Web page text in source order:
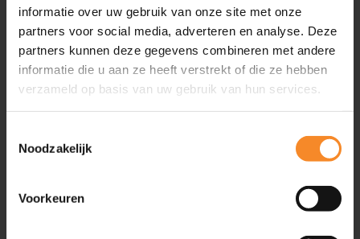
informatie over uw gebruik van onze site met onze
partners voor social media, adverteren en analyse. Deze
partners kunnen deze gegevens combineren met andere
informatie die u aan ze heeft verstrekt of die ze hebben
verzameld op basis van uw gebruik van hun services.
Noodzakelijk
Voorkeuren
Geplande evenementen 2
Training & Coaching